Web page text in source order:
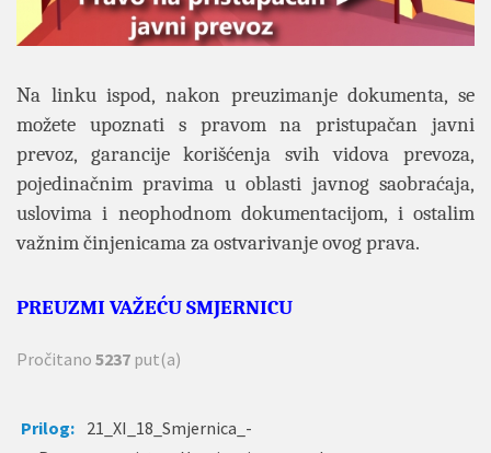
Na linku ispod, nakon preuzimanje dokumenta, se
možete upoznati s pravom na pristupačan javni
prevoz, garancije korišćenja svih vidova prevoza,
pojedinačnim pravima u oblasti javnog saobraćaja,
uslovima i neophodnom dokumentacijom, i ostalim
važnim činjenicama za ostvarivanje ovog prava.
PREUZMI VAŽEĆU SMJERNICU
Pročitano 5237 put(a)
Prilog: 21_XI_18_Smjernica_-